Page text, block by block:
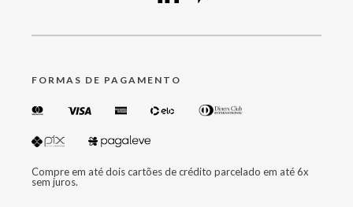
FORMAS DE PAGAMENTO
Compre em até dois cartões de crédito parcelado em até 6x
sem juros.